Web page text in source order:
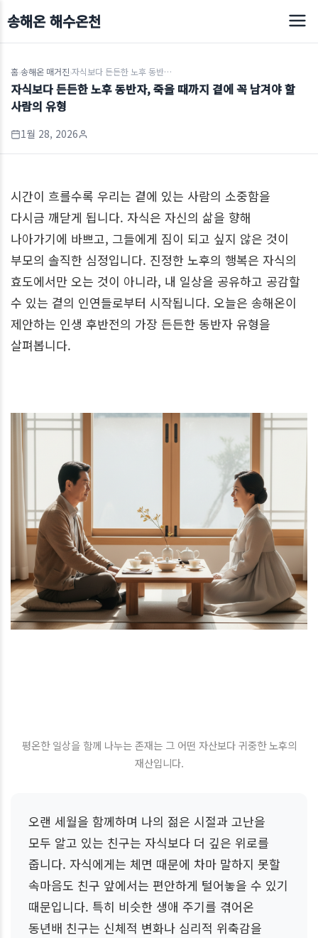
송해온 해수온천
홈›송해온 매거진› 자식보다 든든한 노후 동반자, 죽을 때까지 곁에 꼭 남겨야 할 사람의 유형
자식보다 든든한 노후 동반자, 죽을 때까지 곁에 꼭 남겨야 할
사람의 유형
1월 28, 2026
시간이 흐를수록 우리는 곁에 있는 사람의 소중함을
다시금 깨닫게 됩니다. 자식은 자신의 삶을 향해
나아가기에 바쁘고, 그들에게 짐이 되고 싶지 않은 것이
부모의 솔직한 심정입니다. 진정한 노후의 행복은 자식의
효도에서만 오는 것이 아니라, 내 일상을 공유하고 공감할
수 있는 곁의 인연들로부터 시작됩니다. 오늘은 송해온이
제안하는 인생 후반전의 가장 든든한 동반자 유형을
살펴봅니다.
평온한 일상을 함께 나누는 존재는 그 어떤 자산보다 귀중한 노후의
재산입니다.
오랜 세월을 함께하며 나의 젊은 시절과 고난을
모두 알고 있는 친구는 자식보다 더 깊은 위로를
줍니다. 자식에게는 체면 때문에 차마 말하지 못할
속마음도 친구 앞에서는 편안하게 털어놓을 수 있기
때문입니다. 특히 비슷한 생애 주기를 겪어온
동년배 친구는 신체적 변화나 심리적 위축감을